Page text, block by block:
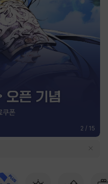
2 / 15